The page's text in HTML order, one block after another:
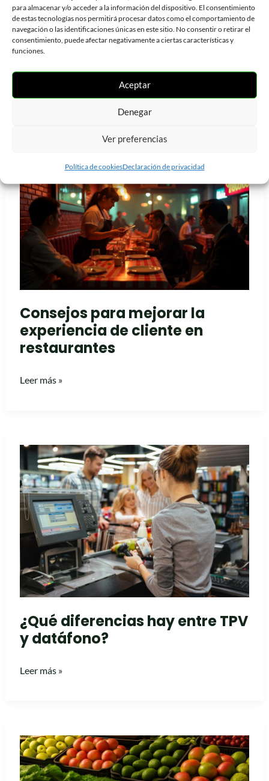
para almacenar y/o acceder a la información del dispositivo. El consentimiento
de estas tecnologías nos permitirá procesar datos como el comportamiento de
navegación o las identificaciones únicas en este sitio. No consentir o retirar el
consentimiento, puede afectar negativamente a ciertas características y
funciones.
Aceptar
Denegar
Ver preferencias
Política de cookiesDeclaración de privacidad
¿Cómo llevar un control de
negocio?
Consejos para mejorar la
experiencia de cliente en
restaurantes
para
mejorar
la
experiencia
Leer más »
¿Qué diferencias hay entre TPV
y datáfono?
¿Qué
diferencias
hay
entre
TPV
y
datáfono?
Leer más »
Cómo
mejorar
la